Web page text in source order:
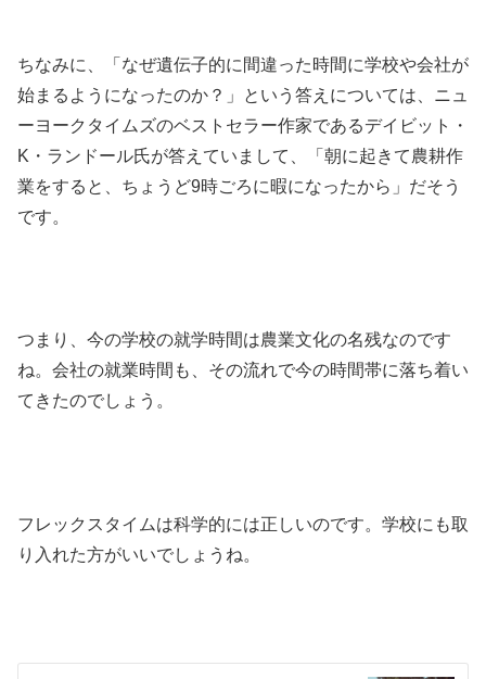
ちなみに、「なぜ遺伝子的に間違った時間に学校や会社が
始まるようになったのか？」という答えについては、ニュ
ーヨークタイムズのベストセラー作家であるデイビット・
K・ランドール氏が答えていまして、「朝に起きて農耕作
業をすると、ちょうど9時ごろに暇になったから」だそう
です。
つまり、今の学校の就学時間は農業文化の名残なのです
ね。会社の就業時間も、その流れで今の時間帯に落ち着い
てきたのでしょう。
フレックスタイムは科学的には正しいのです。学校にも取
り入れた方がいいでしょうね。